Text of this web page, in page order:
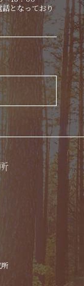
となっており